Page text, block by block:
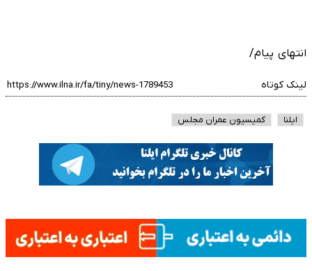
انتهای پیام/
لینک کوتاه
ایلنا کمیسیون عمران مجلس